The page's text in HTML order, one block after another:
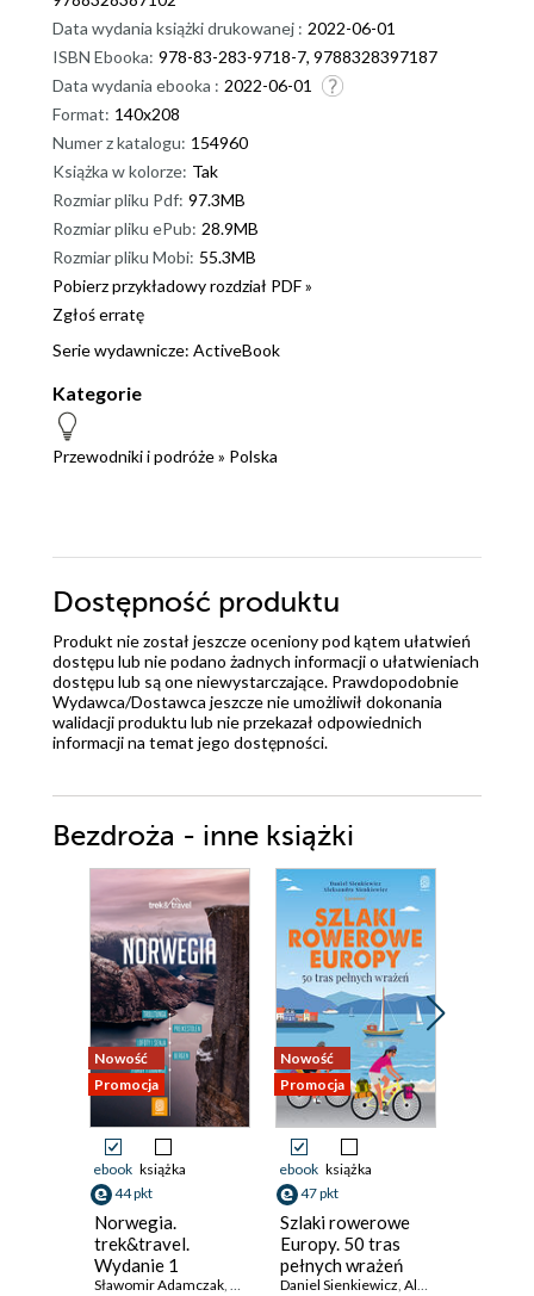
Data wydania książki drukowanej : 2022-06-01
ISBN Ebooka: 978-83-283-9718-7, 9788328397187
Data wydania ebooka : 2022-06-01
Format: 140x208
Numer z katalogu: 154960
Książka w kolorze: Tak
Rozmiar pliku Pdf: 97.3MB
Rozmiar pliku ePub: 28.9MB
Rozmiar pliku Mobi: 55.3MB
Pobierz przykładowy rozdział PDF »
Zgłoś erratę
Serie wydawnicze: ActiveBook
Kategorie
Przewodniki i podróże» Polska
Dostępność produktu
Produkt nie został jeszcze oceniony pod kątem ułatwień
dostępu lub nie podano żadnych informacji o ułatwieniach
dostępu lub są one niewystarczające. Prawdopodobnie
Wydawca/Dostawca jeszcze nie umożliwił dokonania
walidacji produktu lub nie przekazał odpowiednich
informacji na temat jego dostępności.
Bezdroża - inne książki
Nowość
Promocja
ebook książka
44 pkt
Norwegia.
trek&travel.
Wydanie 1
Sławomir Adamczak, Olgierd Adamczak
Nowość
Promocja
ebook książka
47 pkt
Szlaki rowerowe
Europy. 50 tras
pełnych wrażeń
Daniel Sienkiewicz, Aleksandra Sienkiewicz